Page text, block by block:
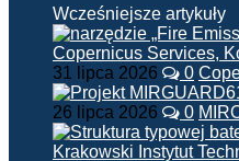
Wcześniejsze artykuły
31 lipca 2026 0
26 lipca 2026 0